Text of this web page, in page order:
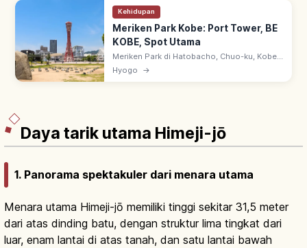
Kehidupan
Meriken Park Kobe: Port Tower, BE
KOBE, Spot Utama
Meriken Park di Hatobacho, Chuo-ku, Kobe:
taman waterfront sejak 1987 dengan Kobe
Port Tower, monumen BE KOBE & Kobe
Hyogo →
Daya tarik utama Himeji-jō
1. Panorama spektakuler dari menara utama
Menara utama Himeji-jō memiliki tinggi sekitar 31,5 meter
dari atas dinding batu, dengan struktur lima tingkat dari
luar, enam lantai di atas tanah, dan satu lantai bawah